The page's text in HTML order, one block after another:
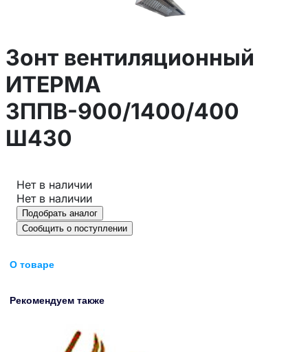
Зонт вентиляционный
ИТЕРМА
ЗППВ-900/1400/400
Ш430
Нет в наличии
Нет в наличии
Подобрать аналог
Сообщить о поступлении
О товаре
Рекомендуем также